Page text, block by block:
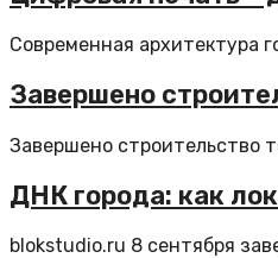
Современная архитектура
Завершено
Завершено строительство
ДНК города: как
blokstudio.ru 8 сентября